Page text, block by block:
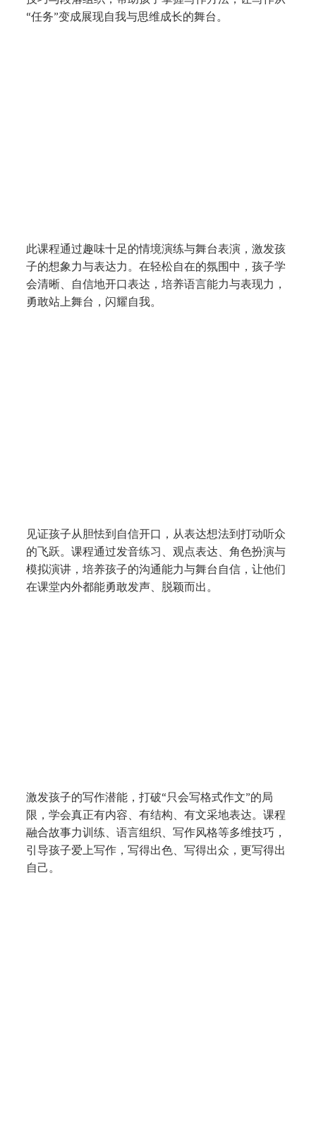
“任务”变成展现自我与思维成长的舞台。
此课程通过趣味十足的情境演练与舞台表演，激发孩
子的想象力与表达力。在轻松自在的氛围中，孩子学
会清晰、自信地开口表达，培养语言能力与表现力，
勇敢站上舞台，闪耀自我。
见证孩子从胆怯到自信开口，从表达想法到打动听众
的飞跃。课程通过发音练习、观点表达、角色扮演与
模拟演讲，培养孩子的沟通能力与舞台自信，让他们
在课堂内外都能勇敢发声、脱颖而出。
激发孩子的写作潜能，打破“只会写格式作文”的局
限，学会真正有内容、有结构、有文采地表达。课程
融合故事力训练、语言组织、写作风格等多维技巧，
引导孩子爱上写作，写得出色、写得出众，更写得出
自己。